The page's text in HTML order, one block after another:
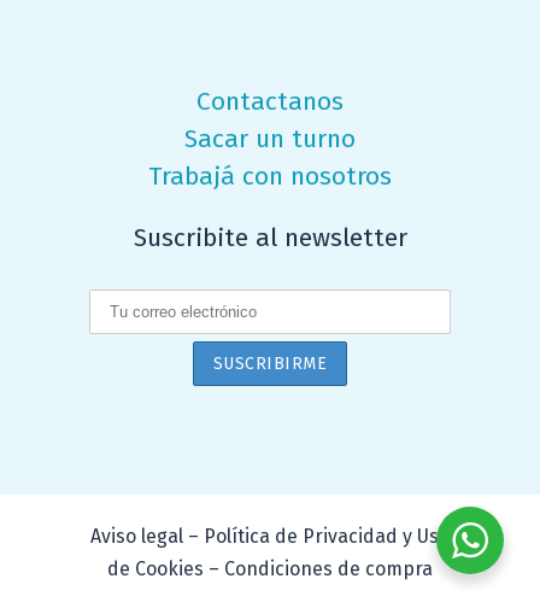
Contactanos
Sacar un turno
Trabajá con nosotros
Suscribite al newsletter
Aviso legal – Política de Privacidad y Uso
de Cookies – Condiciones de compra